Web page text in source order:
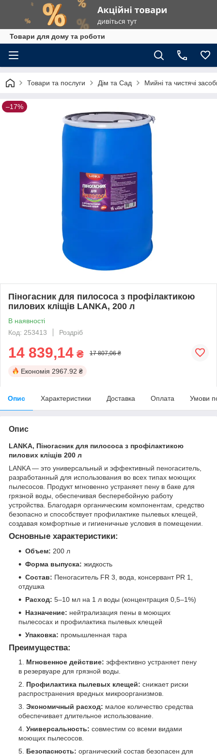
Товари для дому та роботи
Товари та послуги Дім та Сад Мийні та чистячі
–17%
Піногасник для пилососа з профілактикою
пилових кліщів LANKA, 200 л
В наявності
Код: 253413
Роздріб
14 839,14 ₴ 17 807,06 ₴
Економія 2967.92 ₴
Опис Характеристики Доставка Оплата Умови
Опис
LANKA, Піногасник для пилососа з профілактикою
пилових кліщів 200 л
LANKA — это универсальный и эффективный пеногаситель,
разработанный для использования во всех типах моющих
пылесосов. Продукт мгновенно устраняет пену в баке для
грязной воды, обеспечивая бесперебойную работу
устройства. Благодаря органическим компонентам, средство
безопасно и способствует профилактике пылевых клещей,
создавая комфортные и гигиеничные условия в помещении.
Основные характеристики:
Объем: 200 л
Форма выпуска: жидкость
Состав: Пеногаситель FR 3, вода, консервант PR 1,
отдушка
Расход: 5–10 мл на 1 л воды (концентрация 0,5–1%)
Назначение: нейтрализация пены в моющих
пылесосах и профилактика пылевых клещей
Упаковка: промышленная тара
Преимущества:
Мгновенное действие: эффективно устраняет пену
в резервуаре для грязной воды.
Профилактика пылевых клещей: снижает риски
распространения вредных микроорганизмов.
Экономичный расход: малое количество средства
обеспечивает длительное использование.
Универсальность: совместим со всеми видами
моющих пылесосов.
Безопасность: органический состав безопасен для